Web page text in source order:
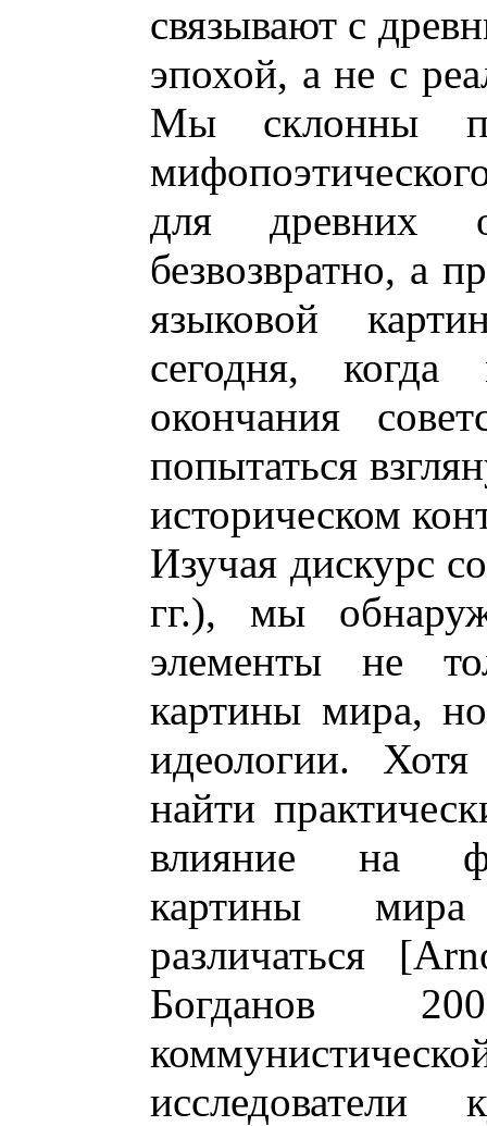
связывают с
эпохой, а не с
Мы склонны
для древних
безвозвратно, а
языковой
сегодня,
окончания
попытаться
историческом
Изучая дискурс
гг.), мы
элементы не
картины мира,
идеологии.
найти
влияние на
картины
различаться
Богданов